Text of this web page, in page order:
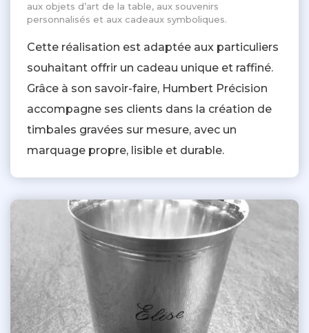
aux objets d’art de la table, aux souvenirs
personnalisés et aux cadeaux symboliques.
Cette réalisation est adaptée aux particuliers
souhaitant offrir un cadeau unique et raffiné.
Grâce à son savoir-faire, Humbert Précision
accompagne ses clients dans la création de
timbales gravées sur mesure, avec un
marquage propre, lisible et durable.